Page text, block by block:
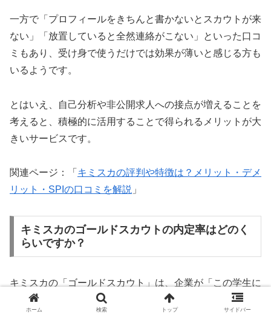
一方で「プロフィールをきちんと書かないとスカウトが来
ない」「放置していると全然連絡がこない」といった口コ
ミもあり、受け身で使うだけでは効果が薄いと感じる方も
いるようです。
とはいえ、自己分析や非公開求人への接点が増えることを
考えると、積極的に活用することで得られるメリットが大
きいサービスです。
関連ページ：「 キミスカの評判や特徴は？メリット・デメ
リット・SPIの口コミを解説 」
キミスカのゴールドスカウトの内定率はどのく
らいですか？
キミスカの「ゴールドスカウト」は、企業が「この学生に
ぜひ会いたい」と強く思ったときに送る最上級のオファー
ホーム 検索 トップ サイドバー